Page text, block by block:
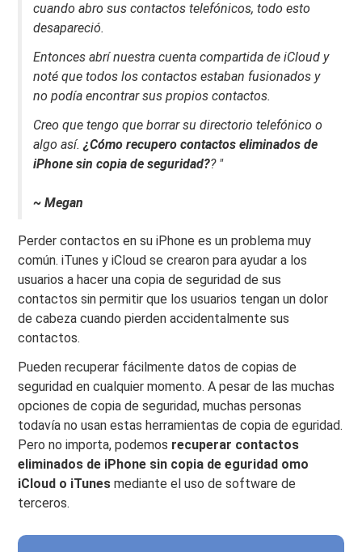
cuando abro sus contactos telefónicos, todo esto
desapareció.
Entonces abrí nuestra cuenta compartida de iCloud y
noté que todos los contactos estaban fusionados y
no podía encontrar sus propios contactos.
Creo que tengo que borrar su directorio telefónico o
algo así.¿Cómo recupero contactos eliminados de
iPhone sin copia de seguridad?? "
~ Megan
Perder contactos en su iPhone es un problema muy
común. iTunes y iCloud se crearon para ayudar a los
usuarios a hacer una copia de seguridad de sus
contactos sin permitir que los usuarios tengan un dolor
de cabeza cuando pierden accidentalmente sus
contactos.
Pueden recuperar fácilmente datos de copias de
seguridad en cualquier momento. A pesar de las muchas
opciones de copia de seguridad, muchas personas
todavía no usan estas herramientas de copia de eguridad.
Pero no importa, podemos recuperar contactos
eliminados de iPhone sin copia de eguridad omo
iCloud o iTunes mediante el uso de software de
terceros.